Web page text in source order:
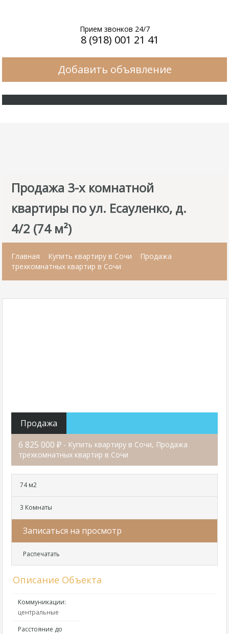
Прием звонков 24/7
8 (918) 001 21 41
Добавить объявление
Продажа 3-х комнатной
квартиры по ул. Есауленко, д.
4/2 (74 м²)
Главная Купить квартиру в Сочи
Продажа
трехкомнатных квартир в Сочи
Продажа
6 825 000 ₽ - Купить квартиру в Сочи, Продажа
трехкомнатных квартир в Сочи
74 м2
3 Комнаты
Записаться на просмотр
Распечатать
Описание Объекта
Коммуникации:
центральные
Расстояние до